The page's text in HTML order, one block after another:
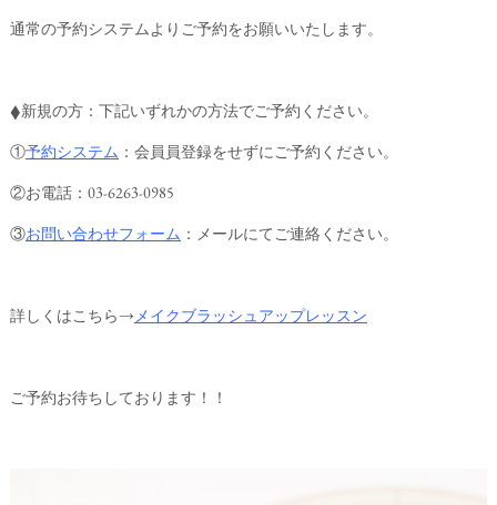
通常の予約システムよりご予約をお願いいたします。
◆新規の方：下記いずれかの方法でご予約ください。
①予約システム ：会員員登録をせずにご予約ください。
②お電話：03-6263-0985
③お問い合わせフォーム ：メールにてご連絡ください。
詳しくはこちら→メイクブラッシュアップレッスン
ご予約お待ちしております！！